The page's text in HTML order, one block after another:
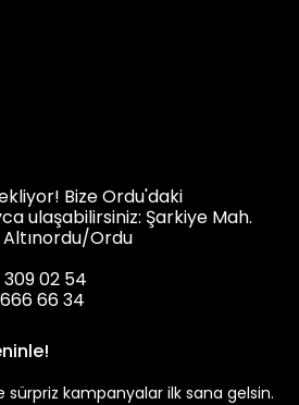
Bize Ordu'daki
ulaşabilirsiniz: Şarkiye Mah.
Altınordu/Ordu
02 54
66 34
sürpriz kampanyalar ilk sana gelsin.